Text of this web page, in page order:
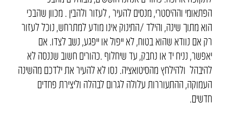
הפתאומי וההיסטרי, מנסים להעיר , לעזור ולהבין . מכוון שהבכי
הוא מתוך שינה, והילד /התינוק אינו מודע למתרחש, נוכל לעזור
רק אם נוודא שהוא בטוח, לא ייפול או ייפגע, נשב לצדו. אם
יאפשר, נניח יד או נחבק, עד שיחלוף .כהורים חשוב שננסה לא
להיבהל ולהילחץ מהסיטואציה. נסו לא להעיר את ילדכם מהשינה
העמוקה, ההתעוררות עלולה לגרום לבהלה וליצירת פחדים
חדשים.